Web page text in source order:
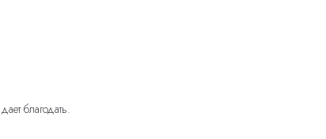
благодать.